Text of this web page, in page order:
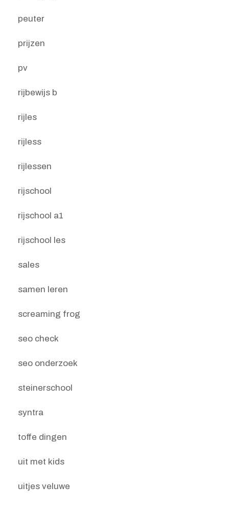
peuter
prijzen
pv
rijbewijs b
rijles
rijless
rijlessen
rijschool
rijschool a1
rijschool les
sales
samen leren
screaming frog
seo check
seo onderzoek
steinerschool
syntra
toffe dingen
uit met kids
uitjes veluwe